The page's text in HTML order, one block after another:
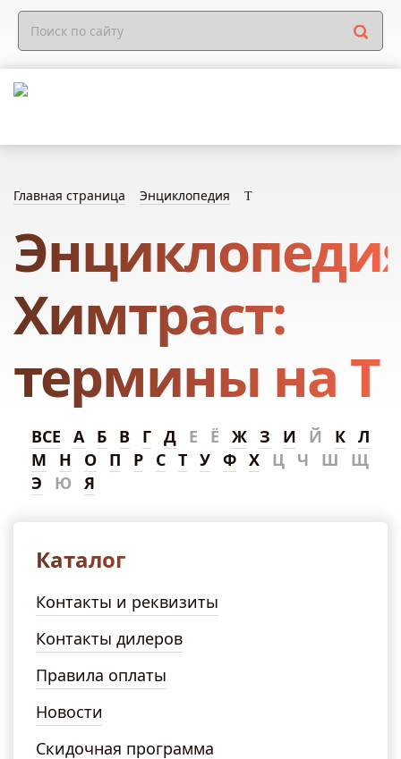
Главная страница Энциклопедия Т
Химтраст:
термины на Т
ВСЕ А Б В Г Д Е Ё Ж З И Й К Л
М
Н О П Р С Т У Ф Х Ц Ч Ш
Щ
Э
Ю Я
Каталог
Контакты и реквизиты
Контакты дилеров
Правила оплаты
Новости
Скидочная программа